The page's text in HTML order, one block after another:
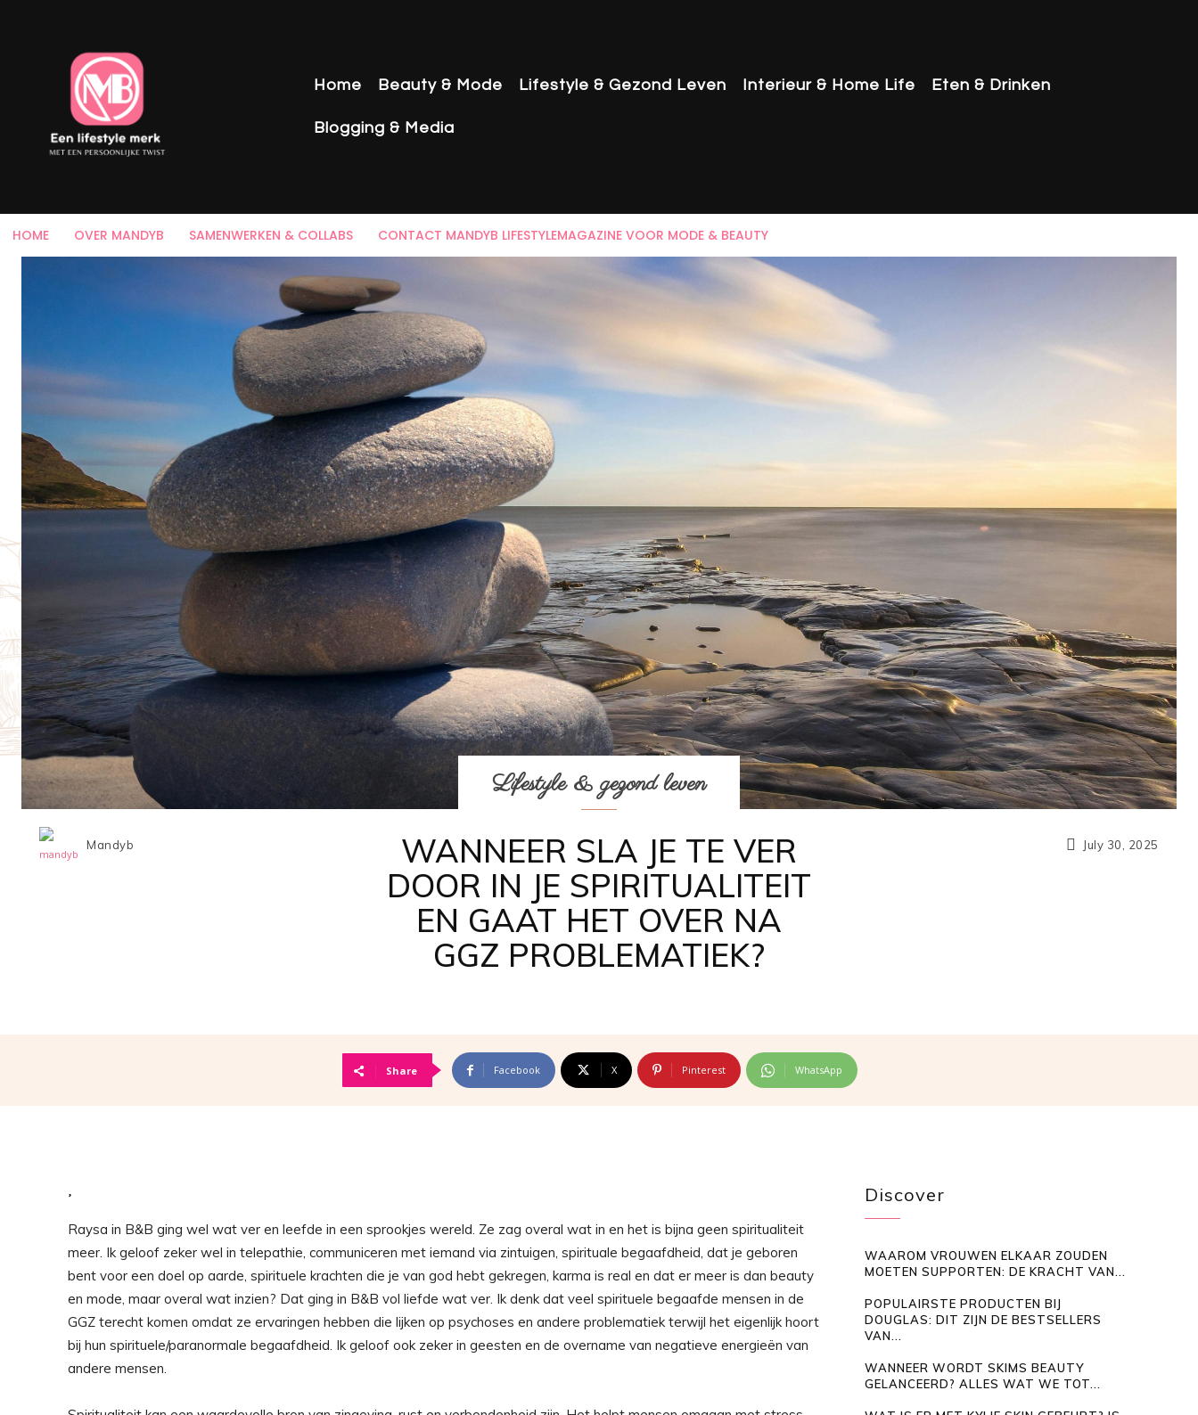
Home Beauty & Mode Lifestyle & Gezond Leven Interieur & Home Life Eten & Drinken
Blogging & Media
HOME OVER MANDYB SAMENWERKEN & COLLABS CONTACT MANDYB LIFESTYLEMAGAZINE VOOR MODE & BEAUTY
Mandyb
Lifestyle & gezond leven
WANNEER SLA JE TE VER
DOOR IN JE SPIRITUALITEIT
EN GAAT HET OVER NA
GGZ PROBLEMATIEK?
July 30, 2025
Share Facebook X Pinterest WhatsApp
Raysa in B&B ging wel wat ver en leefde in een sprookjes wereld. Ze zag overal wat in en het is bijna geen spiritualiteit
meer. Ik geloof zeker wel in telepathie, communiceren met iemand via zintuigen, spirituale begaafdheid, dat je geboren
bent voor een doel op aarde, spirituele krachten die je van god hebt gekregen, karma is real en dat er meer is dan beauty
en mode, maar overal wat inzien? Dat ging in B&B vol liefde wat ver. Ik denk dat veel spirituele begaafde mensen in de
GGZ terecht komen omdat ze ervaringen hebben die lijken op psychoses en andere problematiek terwijl het eigenlijk hoort
bij hun spirituele/paranormale begaafdheid. Ik geloof ook zeker in geesten en de overname van negatieve energieën van
andere mensen.
Discover
WAAROM VROUWEN ELKAAR ZOUDEN
MOETEN SUPPORTEN: DE KRACHT VAN...
POPULAIRSTE PRODUCTEN BIJ
DOUGLAS: DIT ZIJN DE BESTSELLERS
VAN...
WANNEER WORDT SKIMS BEAUTY
GELANCEERD? ALLES WAT WE TOT...